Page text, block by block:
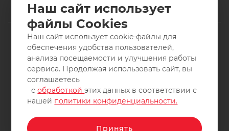
2011-2026 © интернет-магазин спортивных товаров
ВелоСаратов. Не является публичной офертой. Все права
защищены. Заимствование материалов и фотографий
запрещено.
Наш сайт использует
файлы Cookies
Наш сайт использует cookie-файлы для
обеспечения удобства пользователей,
анализа посещаемости и улучшения работы
сервиса. Продолжая использовать сайт, вы
соглашаетесь
собработкойэтих данных в соответствии с
нашей политики конфиденциальности.
Принять